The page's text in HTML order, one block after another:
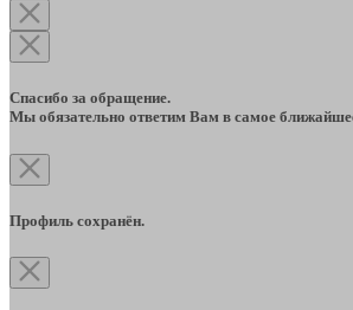
Спасибо за обращение.
Мы обязательно ответим Вам в самое
Профиль сохранён.